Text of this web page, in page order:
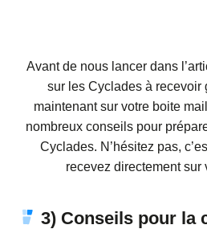
Avant de nous lancer dans
sur les Cyclades à recevoir
maintenant sur votre boite
nombreux conseils pour
Cyclades. N’hésitez pas,
recevez directement sur
3) Conseils pour la